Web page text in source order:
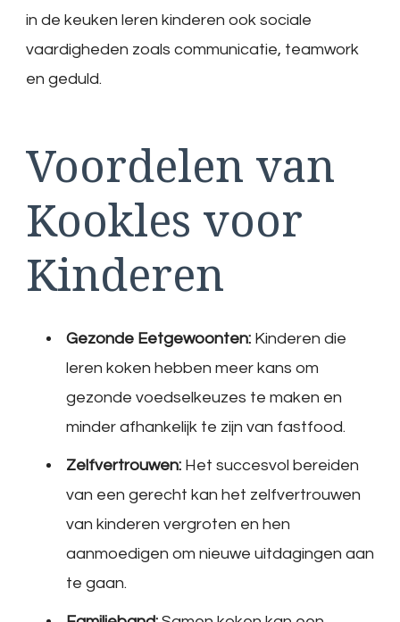
in de keuken leren kinderen ook sociale
vaardigheden zoals communicatie, teamwork
en geduld.
Voordelen van
Kookles voor
Kinderen
Gezonde Eetgewoonten: Kinderen die
leren koken hebben meer kans om
gezonde voedselkeuzes te maken en
minder afhankelijk te zijn van fastfood.
Zelfvertrouwen: Het succesvol bereiden
van een gerecht kan het zelfvertrouwen
van kinderen vergroten en hen
aanmoedigen om nieuwe uitdagingen aan
te gaan.